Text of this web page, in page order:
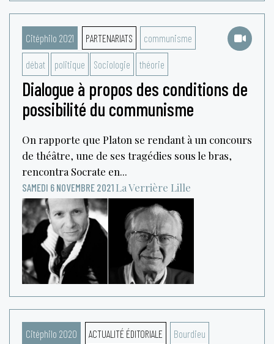
Citéphilo 2021 PARTENARIATS communisme
débat politique Sociologie théorie
Dialogue à propos des conditions de
possibilité du communisme
On rapporte que Platon se rendant à un concours
de théâtre, une de ses tragédies sous le bras,
rencontra Socrate en...
SAMEDI 6 NOVEMBRE 2021 La Verrière Lille
Citéphilo 2020 ACTUALITÉ ÉDITORIALE Bourdieu